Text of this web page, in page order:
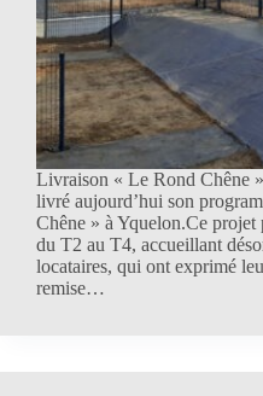
Livraison « Le Rond Chêne
livré aujourd’hui son
Chêne » à Yquelon.Ce projet
du T2 au T4, accueillant
locataires, qui ont exprimé
remise…